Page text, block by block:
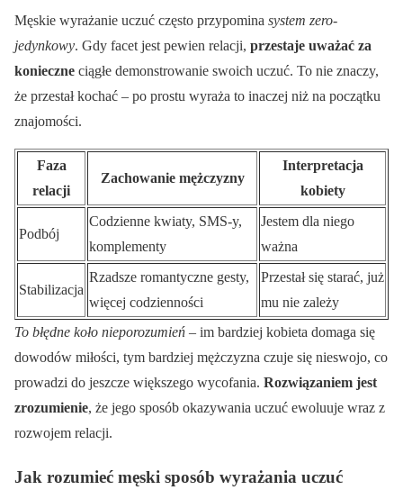
Męskie wyrażanie uczuć często przypomina system zero-
jedynkowy. Gdy facet jest pewien relacji, przestaje uważać za
konieczne ciągłe demonstrowanie swoich uczuć. To nie znaczy,
że przestał kochać – po prostu wyraża to inaczej niż na początku
znajomości.
Faza
relacji
Zachowanie mężczyzny
Interpretacja
kobiety
Podbój
Codzienne kwiaty, SMS-y,
komplementy
Jestem dla niego
ważna
Stabilizacja
Rzadsze romantyczne gesty,
więcej codzienności
Przestał się starać, już
mu nie zależy
To błędne koło nieporozumień – im bardziej kobieta domaga się
dowodów miłości, tym bardziej mężczyzna czuje się nieswojo, co
prowadzi do jeszcze większego wycofania. Rozwiązaniem jest
zrozumienie, że jego sposób okazywania uczuć ewoluuje wraz z
rozwojem relacji.
Jak rozumieć męski sposób wyrażania uczuć